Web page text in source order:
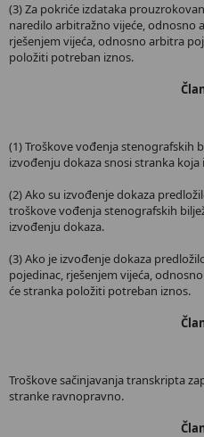
(3) Za pokriće izdataka
naredilo arbitražno vijeće, odnosno
rješenjem vijeća, odnosno arbitra
položiti potreban iznos.
(1) Troškove vođenja stenografskih
izvođenju dokaza snosi stranka koja
(2) Ako su izvođenje dokaza
troškove vođenja stenografskih
izvođenju dokaza.
(3) Ako je izvođenje dokaza
pojedinac, rješenjem vijeća,
će stranka položiti potreban iznos.
Troškove sačinjavanja transkripta
stranke ravnopravno.